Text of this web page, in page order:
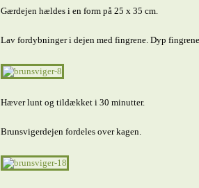
Gærdejen hældes i en form på 25 x 35 cm.
Lav fordybninger i dejen med fingrene. Dyp
Hæver lunt og tildækket i 30 minutter.
Brunsvigerdejen fordeles over kagen.